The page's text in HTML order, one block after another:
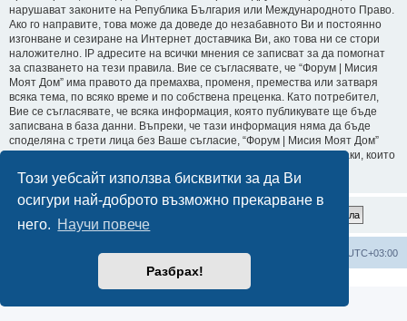
Този уебсайт използва бисквитки за да Ви
осигури най-доброто възможно прекарване в
него. Научи повече
Разбрах!
нарушават законите на Република България или Международното Право.
Ако го направите, това може да доведе до незабавното Ви и постоянно
изгонване и сезиране на Интернет доставчика Ви, ако това ни се стори
наложително. IP адресите на всички мнения се записват за да помогнат
за спазването на тези правила. Вие се съгласявате, че “Форум | Мисия
Моят Дом” има правото да премахва, променя, премества или затваря
всяка тема, по всяко време и по собствена преценка. Като потребител,
Вие се съгласявате, че всяка информация, която публикувате ще бъде
записвана в база данни. Въпреки, че тази информация няма да бъде
споделяна с трети лица без Ваше съгласие, “Форум | Мисия Моят Дом”
или phpBB не могат да бъдат държани отговорни за хакерски атаки, които
могат да доведат до компрометиране на данните.
Мисия Моят Дом Начало Всички времена са според UTC+03:00